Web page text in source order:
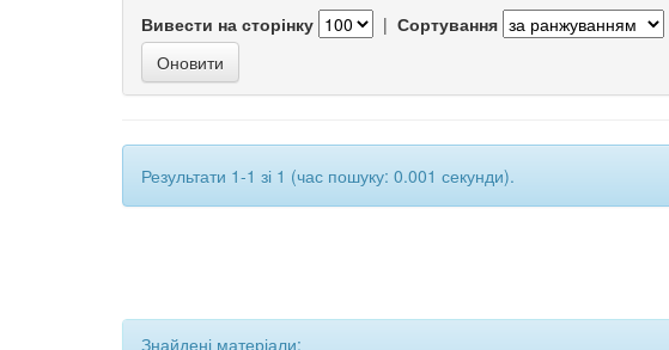
Вивести на сторінку | Сортування
Результати 1-1 зі 1 (час пошуку: 0.001 секунди).
Знайдені матеріали: